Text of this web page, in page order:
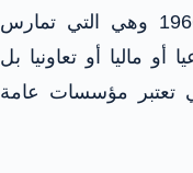
التي ينظمها القانون 3 سنة 1966 وهي التي تمارس
أو ماليا أو تعاونيا بل
تعتبر مؤسسات عامة